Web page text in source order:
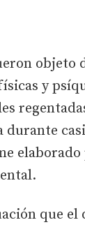
objeto
y
elaborado
que el